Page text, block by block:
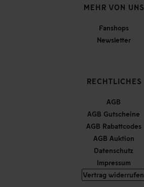
MEHR VON UNS
Fanshops
Newsletter
RECHTLICHES
AGB
AGB Gutscheine
AGB Rabattcodes
AGB Auktion
Datenschutz
Impressum
Vertrag widerrufen